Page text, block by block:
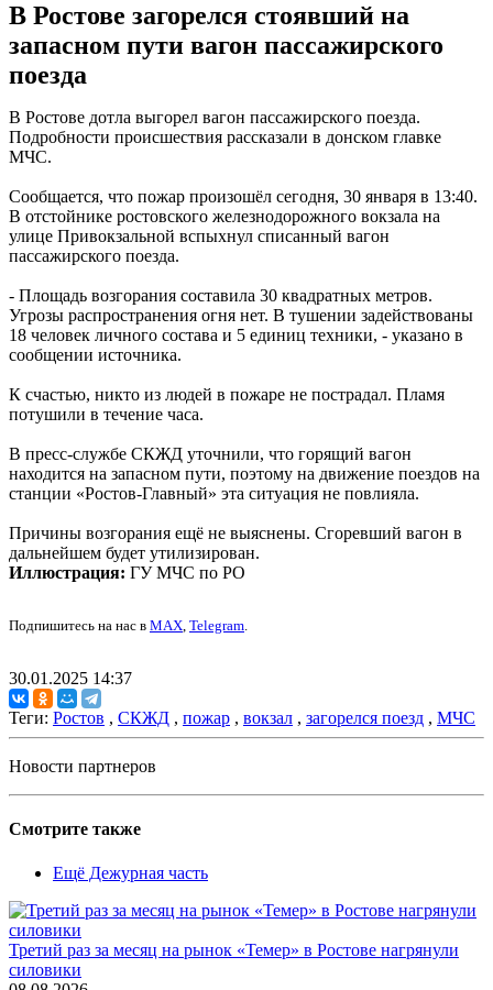
В Ростове загорелся стоявший на
запасном пути вагон пассажирского
поезда
В Ростове дотла выгорел вагон пассажирского поезда.
Подробности происшествия рассказали в донском главке
МЧС.
Сообщается, что пожар произошёл сегодня, 30 января в 13:40.
В отстойнике ростовского железнодорожного вокзала на
улице Привокзальной вспыхнул списанный вагон
пассажирского поезда.
- Площадь возгорания составила 30 квадратных метров.
Угрозы распространения огня нет. В тушении задействованы
18 человек личного состава и 5 единиц техники, - указано в
сообщении источника.
К счастью, никто из людей в пожаре не пострадал. Пламя
потушили в течение часа.
В пресс-службе СКЖД уточнили, что горящий вагон
находится на запасном пути, поэтому на движение поездов на
станции «Ростов-Главный» эта ситуация не повлияла.
Причины возгорания ещё не выяснены. Сгоревший вагон в
дальнейшем будет утилизирован.
Иллюстрация: ГУ МЧС по РО
Подпишитесь на нас в MAX, Telegram.
30.01.2025 14:37
Теги: Ростов , СКЖД , пожар , вокзал , загорелся поезд , МЧС
Новости партнеров
Смотрите также
Ещё Дежурная часть
Третий раз за месяц на рынок «Темер» в Ростове нагрянули
силовики